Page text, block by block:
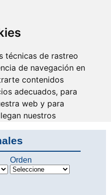
técnicas de rastreo
de navegación en
contenidos
adecuados, para
web y para
nuestros
Orden